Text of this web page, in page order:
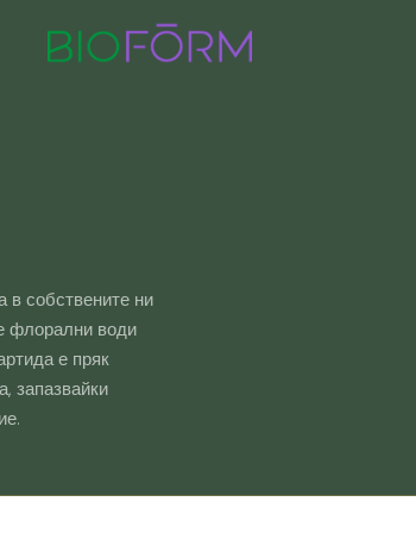
в собствените ни
флорални води
е пряк
запазвайки